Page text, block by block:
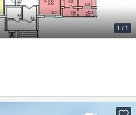
1 / 1